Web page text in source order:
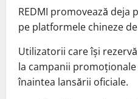
REDMI promovează deja
pe platformele chineze
Utilizatorii care își
la campanii
înaintea lansării oficiale.